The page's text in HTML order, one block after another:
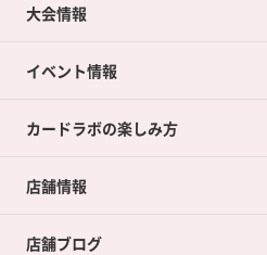
大会情報
イベント情報
カードラボの楽しみ方
店舗情報
店舗ブログ